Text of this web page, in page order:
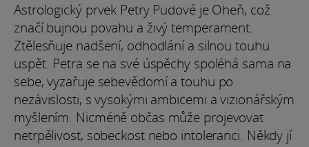
Astrologický prvek Petry Pudové je Oheň, což
značí bujnou povahu a živý temperament.
Ztělesňuje nadšení, odhodlání a silnou touhu
uspět. Petra se na své úspěchy spoléhá sama na
sebe, vyzařuje sebevědomí a touhu po
nezávislosti, s vysokými ambicemi a vizionářským
myšlením. Nicméně občas může projevovat
netrpělivost, sobeckost nebo intoleranci. Někdy jí